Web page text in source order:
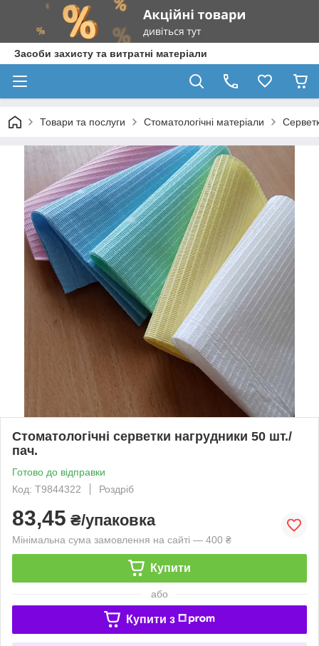
Засоби захисту та витратні матеріали
Товари та послуги Стоматологічні матеріали
Стоматологічні серветки нагрудники 50 шт./
пач.
Готово до відправки
Код: Т9844322
Роздріб
83,45 ₴/упаковка
Мінімальна сума замовлення на сайті — 400 ₴
Купити
або
Купити з